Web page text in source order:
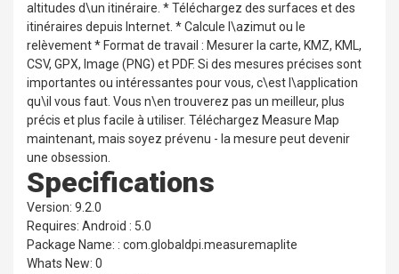
altitudes d\un itinéraire. * Téléchargez des surfaces et des
itinéraires depuis Internet. * Calcule l\azimut ou le
relèvement * Format de travail : Mesurer la carte, KMZ, KML,
CSV, GPX, Image (PNG) et PDF. Si des mesures précises sont
importantes ou intéressantes pour vous, c\est l\application
qu\il vous faut. Vous n\en trouverez pas un meilleur, plus
précis et plus facile à utiliser. Téléchargez Measure Map
maintenant, mais soyez prévenu - la mesure peut devenir
une obsession.
Specifications
Version: 9.2.0
Requires: Android : 5.0
Package Name: : com.globaldpi.measuremaplite
Whats New: 0